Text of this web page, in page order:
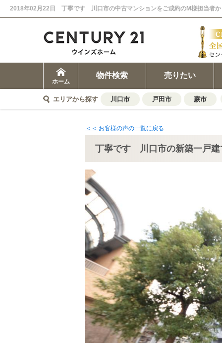
ホーム
物件検索 売りたい
エリアから探す 川口市 戸田市 蕨市
＜＜ お客様の声の一覧に戻る
丁寧です 川口市の新築一戸建